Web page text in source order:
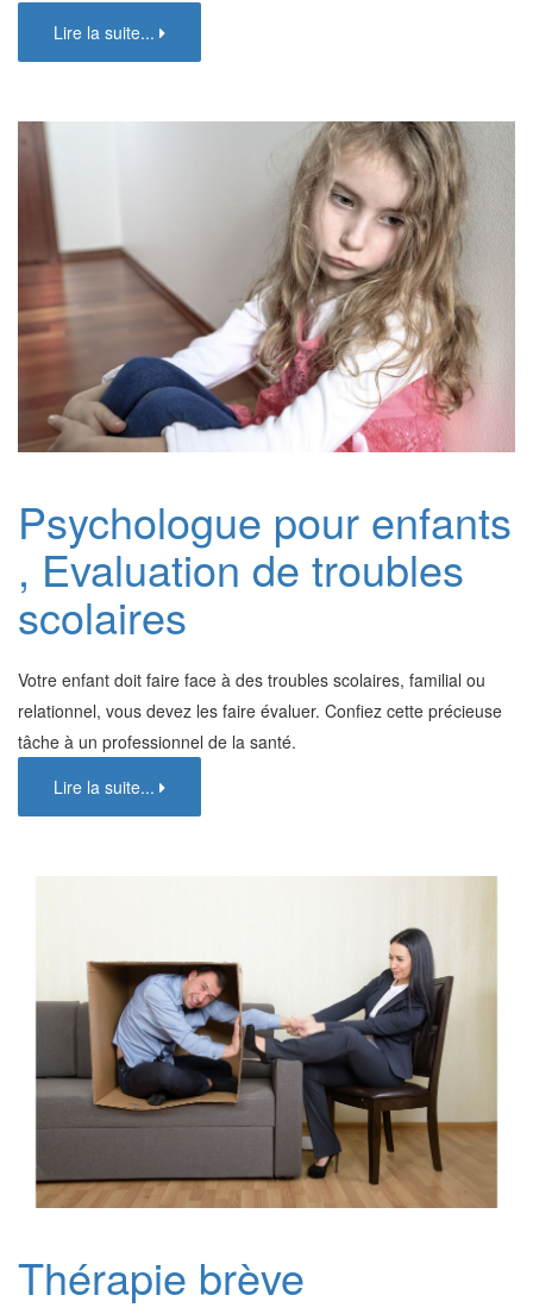
Lire la suite...
Psychologue pour enfants
, Evaluation de troubles
scolaires
Votre enfant doit faire face à des troubles scolaires, familial ou
relationnel, vous devez les faire évaluer. Confiez cette précieuse
tâche à un professionnel de la santé.
Lire la suite...
Thérapie brève